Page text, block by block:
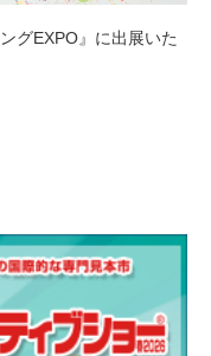
グEXPO』に出展いた